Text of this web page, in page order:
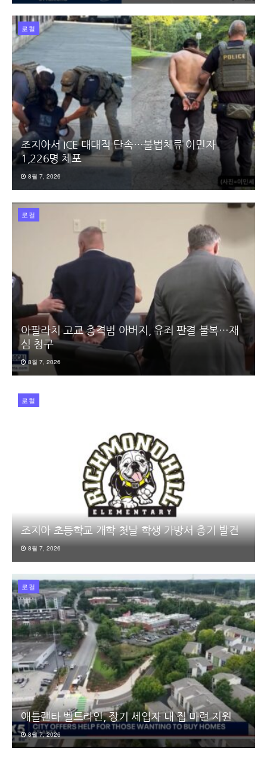
로컬
조지아서 ICE 대대적 단속…불법체류 이민자
1,226명 체포
8월 7, 2026
로컬
아팔라치 고교 총격범 아버지, 유죄 판결 불복…재
심 청구
8월 7, 2026
로컬
조지아 초등학교 개학 첫날 학생 가방서 총기 발견
8월 7, 2026
로컬
애틀랜타 벨트라인, 장기 세입자 내 집 마련 지원
8월 7, 2026